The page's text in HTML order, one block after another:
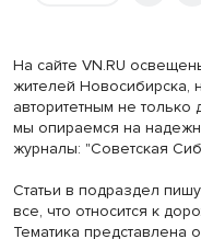
На сайте VN.RU
жителей Новосибирска,
авторитетным не
мы опираемся на
журналы: "Советская
Статьи в подраздел
все, что относится к
Тематика представлена